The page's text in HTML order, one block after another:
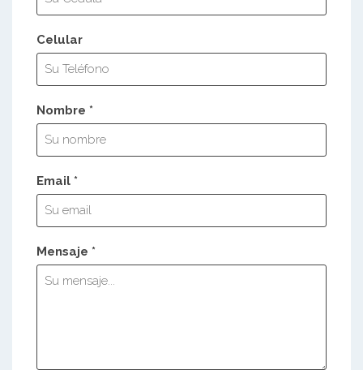
Celular
Nombre *
Email *
Mensaje *